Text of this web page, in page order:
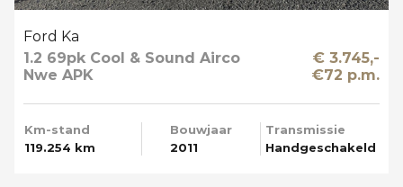
Ford Ka
1.2 69pk Cool & Sound Airco
Nwe APK
€ 3.745,-
€72 p.m.
Km-stand
119.254 km
Bouwjaar
2011
Transmissie
Handgeschakeld